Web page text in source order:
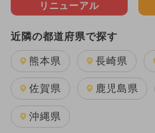
リニューアル
近隣の都道府県で探す
熊本県 長崎県
佐賀県 鹿児島県
沖縄県